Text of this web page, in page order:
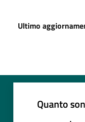
Ultimo
Quanto